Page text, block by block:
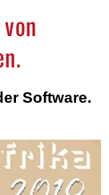
Software.